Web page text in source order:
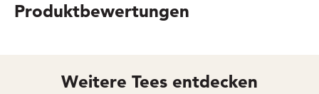
Produktbewertungen
Weitere Tees entdecken